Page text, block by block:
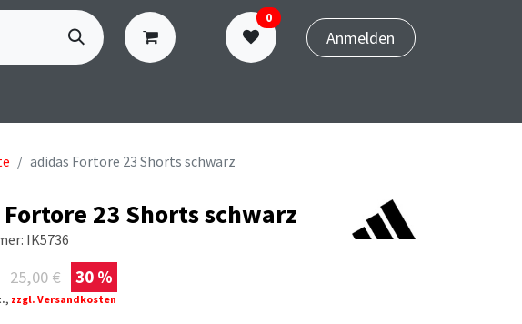
0
Anmelden
adidas Fortore 23 Shorts schwarz
23 Shorts schwarz
IK5736
25,00€ 30 %
zzgl. Versandkosten